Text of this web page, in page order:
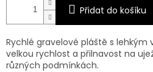
Přidat do košíku
Rychlé gravelové pláště s lehkým
velkou rychlost a přilnavost na
různých podmínkách.